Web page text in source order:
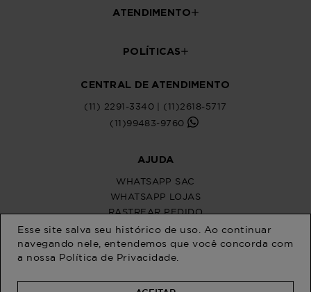
ATENDIMENTO
POLÍTICAS
CENTRAL DE ATENDIMENTO
(11) 2291-3340 | (11)2618-5717
(11)99483-9760
AJUDA
WHATSAPP SAC
WHATSAPP LOJAS
RASTREAR PEDIDO
SOLICITE SUA TROCA
PERGUNTAS FREQUENTES
Esse site salva seu histórico de uso. Ao continuar
navegando nele, entendemos que você concorda com
a nossa Política de Privacidade